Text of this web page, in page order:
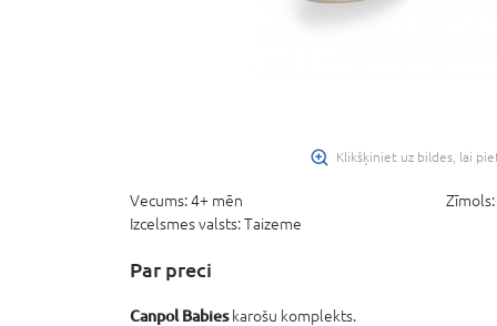
Klikšķiniet uz bildes, lai
Vecums:4+ mēn Zīmols:
Izcelsmes valsts:Taizeme
Par preci
Canpol Babieskarošu komplekts.
MOTHERCARE bib 3